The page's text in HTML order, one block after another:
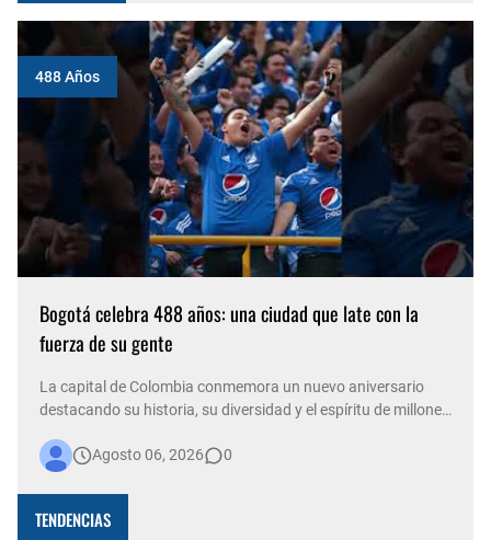
488 Años
Bogotá celebra 488 años: una ciudad que late con la
fuerza de su gente
La capital de Colombia conmemora un nuevo aniversario
destacando su historia, su diversidad y el espíritu de millones
construyen cada día una ciudad más viva. Bogotá está de
Agosto 06, 2026 0
TENDENCIAS